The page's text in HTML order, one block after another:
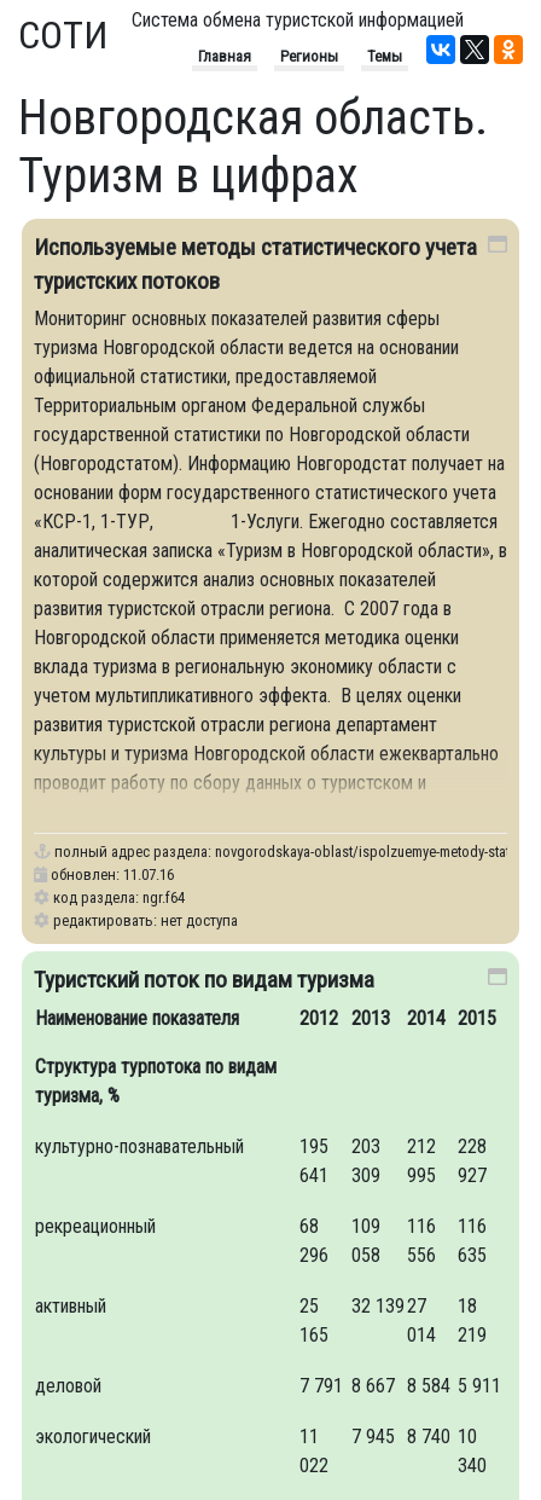
СОТИ Система обмена туристской информацией
Главная Регионы Темы
Новгородская область.
Туризм в цифрах
Используемые методы статистического учета
туристских потоков
Мониторинг основных показателей развития сферы
туризма Новгородской области ведется на основании
официальной статистики, предоставляемой
Территориальным органом Федеральной службы
государственной статистики по Новгородской области
(Новгородстатом). Информацию Новгородстат получает на
основании форм государственного статистического учета
«КСР-1, 1-ТУР, 1-Услуги. Ежегодно составляется
аналитическая записка «Туризм в Новгородской области», в
которой содержится анализ основных показателей
развития туристской отрасли региона. С 2007 года в
Новгородской области применяется методика оценки
вклада туризма в региональную экономику области с
учетом мультипликативного эффекта. В целях оценки
развития туристской отрасли региона департамент
культуры и туризма Новгородской области ежеквартально
проводит работу по сбору данных о туристском и
полный адрес раздела: novgorodskaya-oblast/ispolzuemye-metody-
обновлен: 11.07.16
код раздела: ngr.f64
редактировать: нет доступа
Туристский поток по видам туризма
Наименование показателя
Структура турпотока по видам
туризма, %
2012 2013 2014 2015
культурно-познавательный
195
641
203
309
212
995
228
927
рекреационный
68
296
109
058
116
556
116
635
активный
25
165
32 13927
014
18
219
деловой 7 791 8 667 8 584 5 911
экологический
11
022
7 945 8 740 10
340